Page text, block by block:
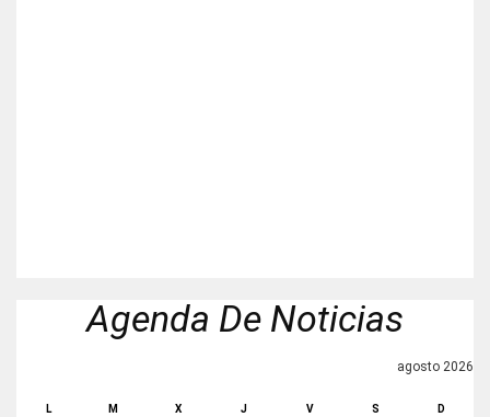
Agenda De Noticias
agosto 2026
L M X J V S D